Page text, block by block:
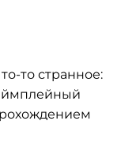
то странное: